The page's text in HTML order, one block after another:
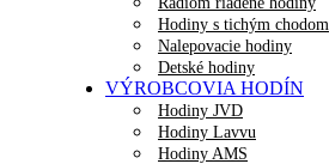
Hodiny s tichým chodom
Nalepovacie hodiny
Detské hodiny
VÝROBCOVIA HODÍN
Hodiny JVD
Hodiny Lavvu
Hodiny AMS